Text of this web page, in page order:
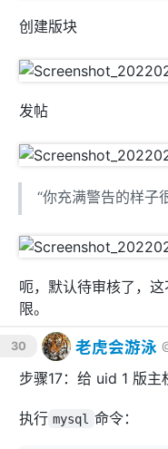
创建版块
发帖
“你充满警告的样子
呃，默认待审核了，
限。
30 老虎会游泳
步骤17：给 uid 1 版主
执行 mysql 命令：